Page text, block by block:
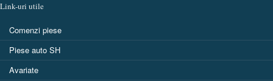
Link-uri utile
Comenzi piese
Piese auto SH
Avariate